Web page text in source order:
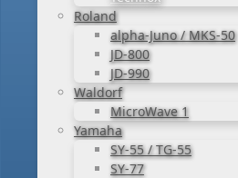
Roland
alpha-Juno / MKS-50
JD-800
JD-990
Waldorf
MicroWave 1
Yamaha
SY-55 / TG-55
SY-77